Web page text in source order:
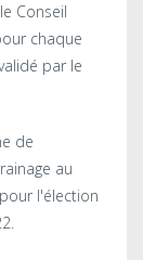
Conseil
chaque
par le
de
au
l'élection